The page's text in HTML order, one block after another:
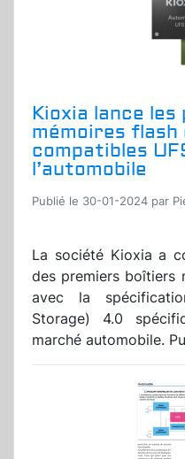
Kioxia lance
mémoires flash
compatibles
l’automobile
Publié le 30-01-2024 par
La société Kioxia a
des premiers boîtiers
avec la
Storage) 4.0
marché automobile.